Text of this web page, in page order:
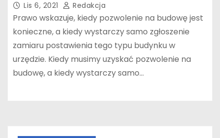
Lis 6, 2021 Redakcja
Prawo wskazuje, kiedy pozwolenie na budowę jest
konieczne, a kiedy wystarczy samo zgłoszenie
zamiaru postawienia tego typu budynku w
urzędzie. Kiedy musimy uzyskać pozwolenie na
budowę, a kiedy wystarczy samo…